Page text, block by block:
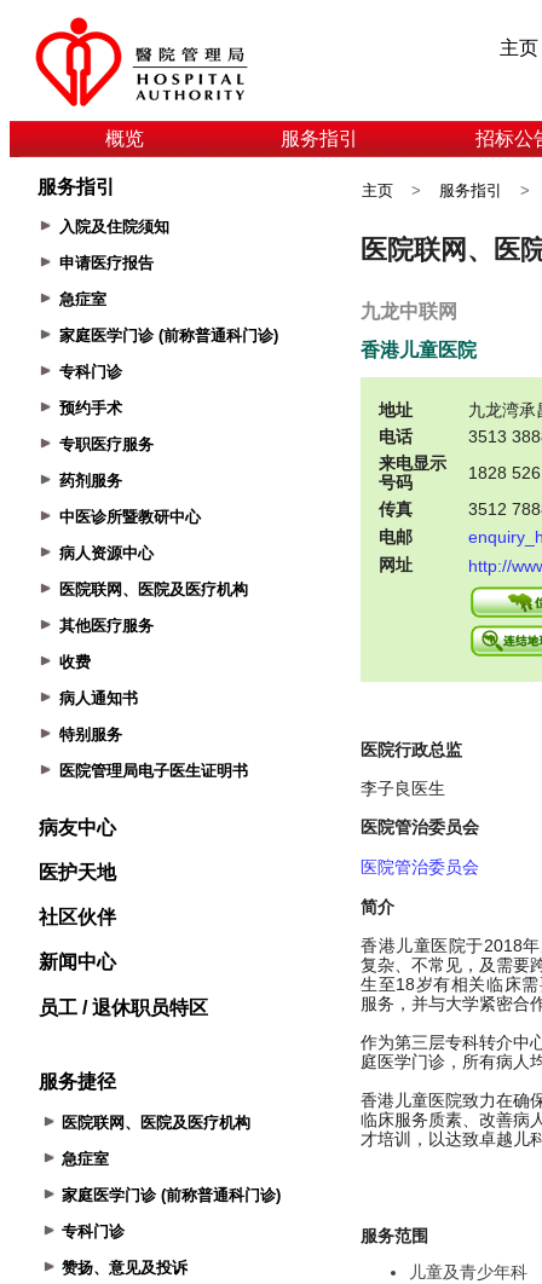
主页
概览 服务指引 招标公
服务指引
入院及住院须知
申请医疗报告
急症室
家庭医学门诊 (前称普通科门诊)
专科门诊
预约手术
专职医疗服务
药剂服务
中医诊所暨教研中心
病人资源中心
医院联网、医院及医疗机构
其他医疗服务
收费
病人通知书
特别服务
医院管理局电子医生证明书
病友中心
医护天地
社区伙伴
新闻中心
员工 / 退休职员特区
服务捷径
医院联网、医院及医疗机构
急症室
家庭医学门诊 (前称普通科门诊)
专科门诊
赞扬、意见及投诉
主页 > 服务指引 >